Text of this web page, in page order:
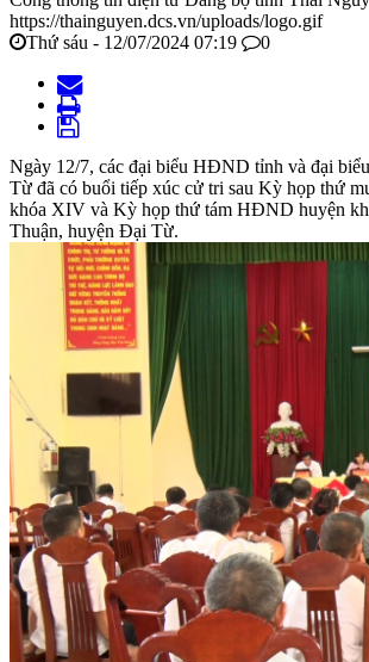
https://thainguyen.dcs.vn/uploads/logo.gif
Thứ sáu - 12/07/2024 07:19
0
Ngày 12/7, các đại biểu HĐND tỉnh và đại
Từ đã có buổi tiếp xúc cử tri sau Kỳ họp thứ
khóa XIV và Kỳ họp thứ tám HĐND huyện
Thuận, huyện Đại Từ.